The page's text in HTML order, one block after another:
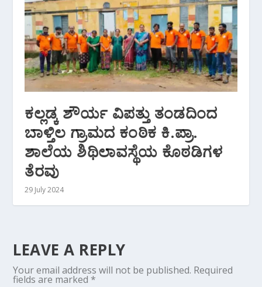
ಕಲ್ಲಡ್ಕ ಶೌರ್ಯ ವಿಪತ್ತು ತಂಡದಿಂದ
ಬಾಳ್ತಿಲ ಗ್ರಾಮದ ಕಂಠಿಕ ಕಿ.ಪ್ರಾ.
ಶಾಲೆಯ ಶಿಥಿಲಾವಸ್ಥೆಯ ಕೊಠಡಿಗಳ
ತೆರವು
29 July 2024
LEAVE A REPLY
Your email address will not be published. Required
fields are marked *